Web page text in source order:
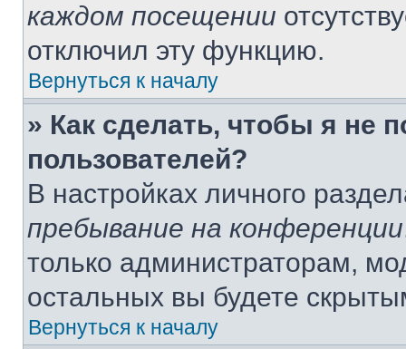
каждом посещении
отключил эту функцию.
Вернуться к началу
» Как сделать, чтобы я не
пользователей?
В настройках личного
пребывание на конференции
только администраторам,
остальных вы будете
Вернуться к началу